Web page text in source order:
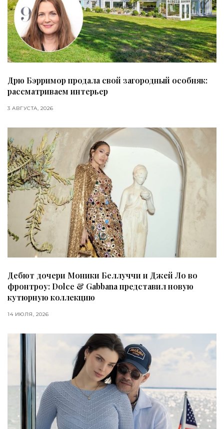
Дрю Бэрримор продала свой загородный особняк:
рассматриваем интерьер
3 АВГУСТА, 2026
Дебют дочери Моники Беллуччи и Джей Ло во
фронтроу: Dolce & Gabbana представил новую
кутюрную коллекцию
14 ИЮЛЯ, 2026